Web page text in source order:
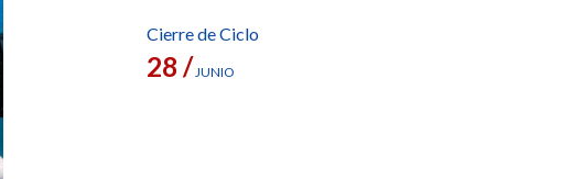
Cierre de Ciclo
28 /JUNIO